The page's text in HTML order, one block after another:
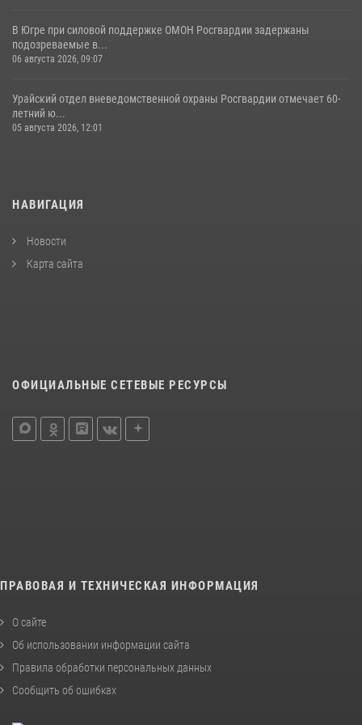
В Югре при силовой поддержке ОМОН Росгвардии задержаны
подозреваемые в...
06 августа 2026, 09:07
Урайский отдел вневедомственной охраны Росгвардии отмечает 60-
летний ю...
05 августа 2026, 12:01
НАВИГАЦИЯ
Новости
Карта сайта
ОФИЦИАЛЬНЫЕ СЕТЕВЫЕ РЕСУРСЫ
ПРАВОВАЯ И ТЕХНИЧЕСКАЯ ИНФОРМАЦИЯ
О сайте
Об использовании информации сайта
Правила обработки персональных данных
Сообщить об ошибках